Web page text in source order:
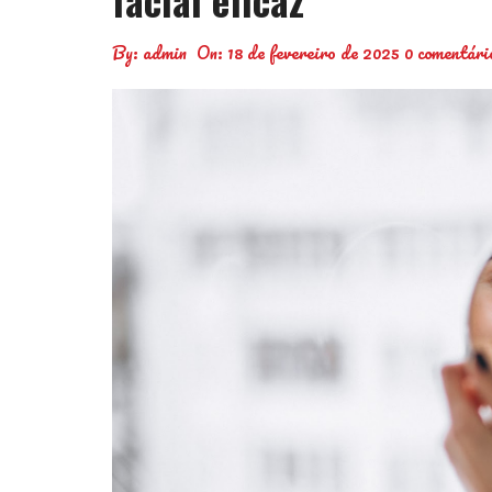
By: admin On: 18 de fevereiro de 2025 0